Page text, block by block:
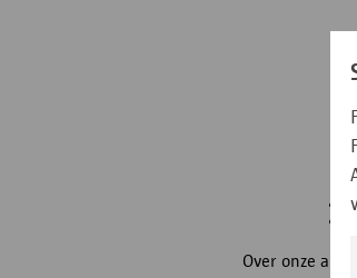
Over onze